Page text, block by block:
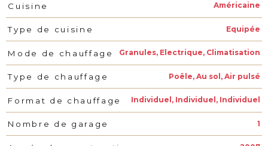
Cuisine Américaine
Type de cuisine Equipée
Mode de chauffage Granules, Electrique, Climatisation
Type de chauffage Poêle, Au sol, Air pulsé
Format de chauffage Individuel, Individuel, Individuel
Nombre de garage 1